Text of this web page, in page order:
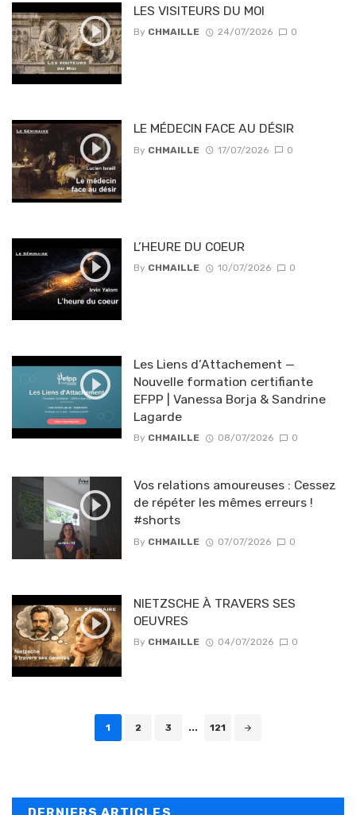
LES VISITEURS DU MOI
By CHMAILLE 24/07/2026 0
LE MÉDECIN FACE AU DÉSIR
By CHMAILLE 17/07/2026 0
L’HEURE DU COEUR
By CHMAILLE 10/07/2026 0
Les Liens d’Attachement —
Nouvelle formation certifiante
EFPP | Vanessa Borja & Sandrine
Lagarde
By CHMAILLE 08/07/2026 0
Vos relations amoureuses : Cessez
de répéter les mêmes erreurs !
#shorts
By CHMAILLE 07/07/2026 0
NIETZSCHE À TRAVERS SES
OEUVRES
By CHMAILLE 04/07/2026 0
Posts navigation
1 2 3 ... 121